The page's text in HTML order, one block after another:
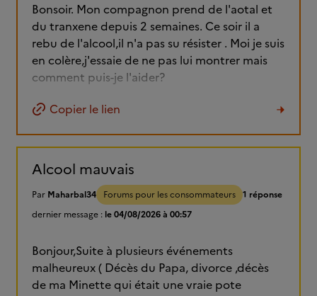
Bonsoir. Mon compagnon prend de l'aotal et
du tranxene depuis 2 semaines. Ce soir il a
rebu de l'alcool,il n'a pas su résister . Moi je suis
en colère,j'essaie de ne pas lui montrer mais
comment puis-je l'aider?
Copier le lien
Alcool mauvais
Par Maharbal34 Forums pour les consommateurs 1 réponse
dernier message : le 04/08/2026 à 00:57
Bonjour,Suite à plusieurs événements
malheureux ( Décès du Papa, divorce ,décès
de ma Minette qui était une vraie pote